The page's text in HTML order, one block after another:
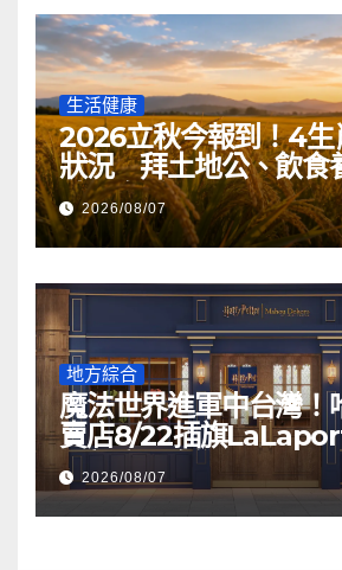
生活健康
2026立秋今報到！4生
狀況 拜土地公、飲食
點一次看
2026/08/07
地方綜合
魔法世界進軍中台灣！
賣店8/22插旗
坪新店一次逛
2026/08/07